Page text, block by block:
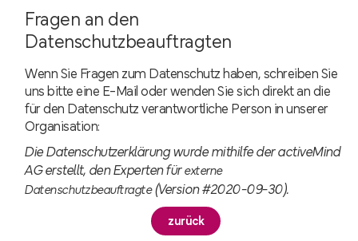
Fragen an den
Datenschutzbeauftragten
Wenn Sie Fragen zum Datenschutz haben, schreiben Sie
uns bitte eine E-Mail oder wenden Sie sich direkt an die
für den Datenschutz verantwortliche Person in unserer
Organisation:
Die Datenschutzerklärung wurde mithilfe der activeMind
AG erstellt, den Experten fürexterne
Datenschutzbeauftragte(Version #2020-09-30).
zurück